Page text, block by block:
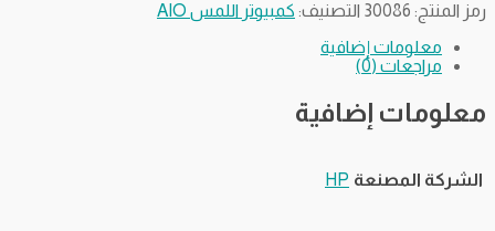
رمز المنتج: 30086 التصنيف: كمبيوتر اللمس AIO
معلومات إضافية
مراجعات (0)
معلومات إضافية
الشركة المصنعة HP